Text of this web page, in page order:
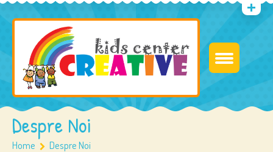
Despre Noi
Home Despre Noi